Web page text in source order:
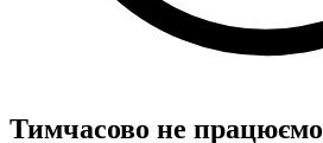
Тимчасово не працюємо